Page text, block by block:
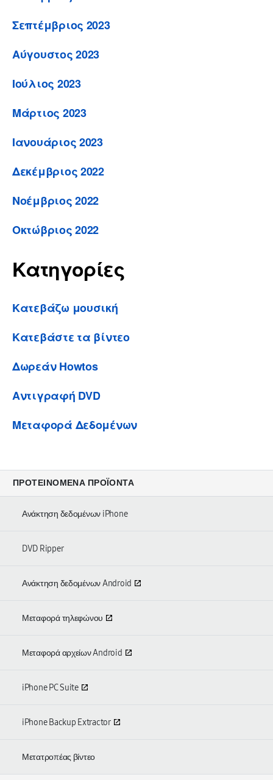
Σεπτέμβριος 2023
Αύγουστος 2023
Ιούλιος 2023
Μάρτιος 2023
Ιανουάριος 2023
Δεκέμβριος 2022
Νοέμβριος 2022
Οκτώβριος 2022
Κατηγορίες
Κατεβάζω μουσική
Κατεβάστε τα βίντεο
Δωρεάν Howtos
Αντιγραφή DVD
Μεταφορά Δεδομένων
ΠΡΟΤΕΙΝΌΜΕΝΑ ΠΡΟΪΌΝΤΑ
Ανάκτηση δεδομένων iPhone
DVD Ripper
Ανάκτηση δεδομένων Android
Μεταφορά τηλεφώνου
Μεταφορά αρχείων Android
iPhone PC Suite
iPhone Backup Extractor
Μετατροπέας βίντεο